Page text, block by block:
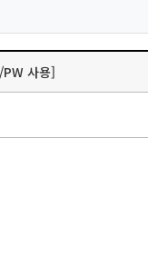
PW 사용]